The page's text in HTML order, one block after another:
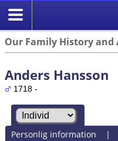
Our Family History and
Anders Hansson
1718 -
Personlig information |